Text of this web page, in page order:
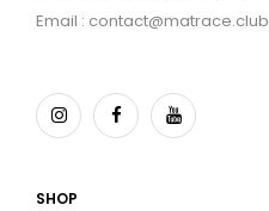
Email : contact@matrace.club
SHOP